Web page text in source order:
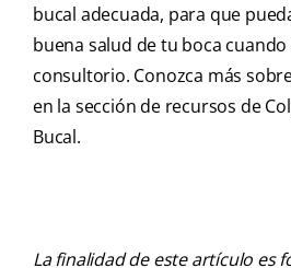
bucal adecuada, para que
buena salud de tu boca
consultorio. Conozca más
en la sección de recursos de
Bucal.
La finalidad de este artículo es